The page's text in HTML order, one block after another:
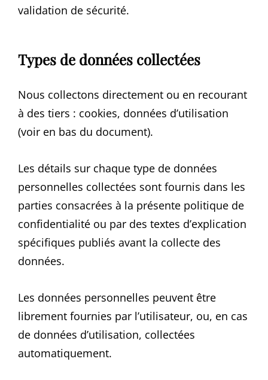
validation de sécurité.
Types de données collectées
Nous collectons directement ou en recourant
à des tiers : cookies, données d’utilisation
(voir en bas du document).
Les détails sur chaque type de données
personnelles collectées sont fournis dans les
parties consacrées à la présente politique de
confidentialité ou par des textes d’explication
spécifiques publiés avant la collecte des
données.
Les données personnelles peuvent être
librement fournies par l’utilisateur, ou, en cas
de données d’utilisation, collectées
automatiquement.